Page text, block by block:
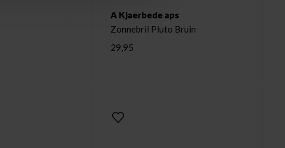
A Kjaerbede aps
Zonnebril Pluto Bruin
29,95